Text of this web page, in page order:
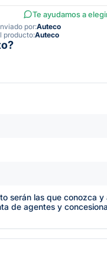
Te ayudamos a
por:Auteco
producto:Auteco
serán las que conozca
de agentes y